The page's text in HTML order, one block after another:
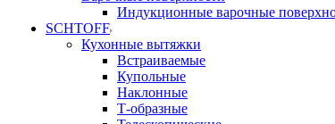
Индукционные варочные
SCHTOFF
Кухонные вытяжки
Встраиваемые
Купольные
Наклонные
Т-образные